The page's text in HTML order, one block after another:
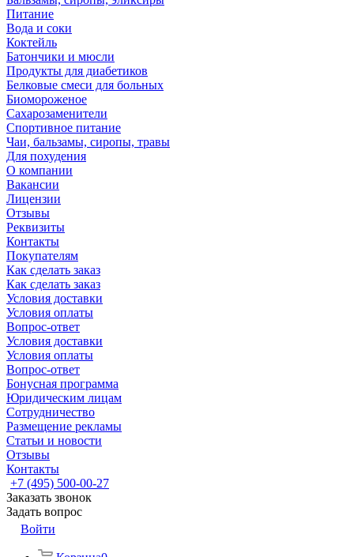
Питание
Вода и соки
Коктейль
Батончики и мюсли
Продукты для диабетиков
Белковые смеси для больных
Биомороженое
Сахарозаменители
Спортивное питание
Чаи, бальзамы, сиропы, травы
Для похудения
О компании
Вакансии
Лицензии
Отзывы
Реквизиты
Контакты
Покупателям
Как сделать заказ
Как сделать заказ
Условия доставки
Условия оплаты
Вопрос-ответ
Условия доставки
Условия оплаты
Вопрос-ответ
Бонусная программа
Юридическим лицам
Сотрудничество
Размещение рекламы
Статьи и новости
Отзывы
Контакты
+7 (495) 500-00-27
Заказать звонок
Задать вопрос
Войти